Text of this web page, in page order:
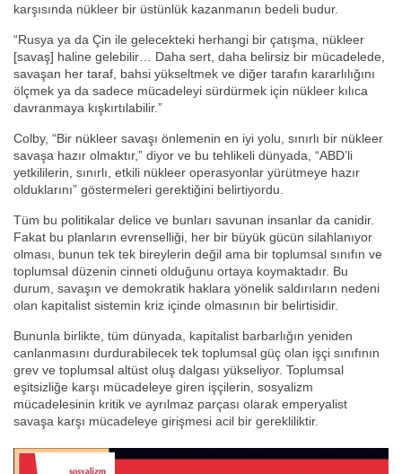
karşısında nükleer bir üstünlük kazanmanın bedeli budur.
“Rusya ya da Çin ile gelecekteki herhangi bir çatışma, nükleer
[savaş] haline gelebilir… Daha sert, daha belirsiz bir mücadelede,
savaşan her taraf, bahsi yükseltmek ve diğer tarafın kararlılığını
ölçmek ya da sadece mücadeleyi sürdürmek için nükleer kılıca
davranmaya kışkırtılabilir.”
Colby, “Bir nükleer savaşı önlemenin en iyi yolu, sınırlı bir nükleer
savaşa hazır olmaktır,” diyor ve bu tehlikeli dünyada, “ABD’li
yetkililerin, sınırlı, etkili nükleer operasyonlar yürütmeye hazır
olduklarını” göstermeleri gerektiğini belirtiyordu.
Tüm bu politikalar delice ve bunları savunan insanlar da canidir.
Fakat bu planların evrenselliği, her bir büyük gücün silahlanıyor
olması, bunun tek tek bireylerin değil ama bir toplumsal sınıfın ve
toplumsal düzenin cinneti olduğunu ortaya koymaktadır. Bu
durum, savaşın ve demokratik haklara yönelik saldırıların nedeni
olan kapitalist sistemin kriz içinde olmasının bir belirtisidir.
Bununla birlikte, tüm dünyada, kapitalist barbarlığın yeniden
canlanmasını durdurabilecek tek toplumsal güç olan işçi sınıfının
grev ve toplumsal altüst oluş dalgası yükseliyor. Toplumsal
eşitsizliğe karşı mücadeleye giren işçilerin, sosyalizm
mücadelesinin kritik ve ayrılmaz parçası olarak emperyalist
savaşa karşı mücadeleye girişmesi acil bir gerekliliktir.